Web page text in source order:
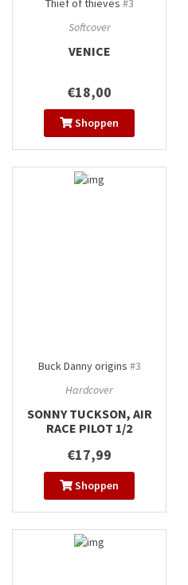
Thief of thieves #3
Softcover
VENICE
€18,00
Shoppen
Buck Danny origins #3
Hardcover
SONNY TUCKSON, AIR
RACE PILOT 1/2
€17,99
Shoppen